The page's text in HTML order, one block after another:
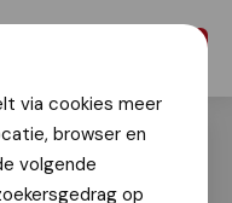
via cookies meer
browser en
volgende
op